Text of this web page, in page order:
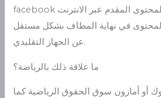
facebook الأمثلة الكلاسيكية للمحتوى المقدم عبر الانترنت
المحتوى في نهاية المطاف بشكل مستقل
عن الجهاز التقليدي.
ما علاقة ذلك بالرياضة؟
أمازون سوق الحقوق الرياضية كما